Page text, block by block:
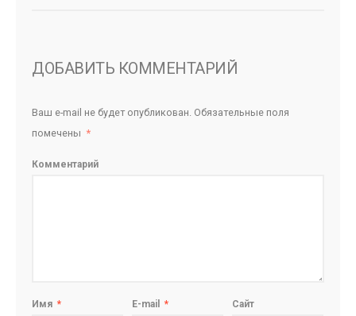
ДОБАВИТЬ КОММЕНТАРИЙ
Ваш e-mail не будет опубликован. Обязательные поля
помечены *
Комментарий
Имя * E-mail * Сайт